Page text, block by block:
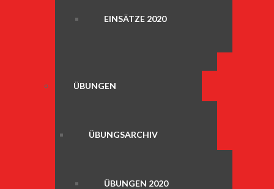
EINSÄTZE 2020
ÜBUNGEN
ÜBUNGSARCHIV
ÜBUNGEN 2020